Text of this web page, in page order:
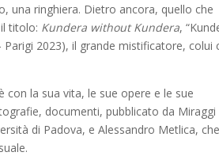
una ringhiera. Dietro ancora, quello che
titolo: Kundera without Kundera,
2023), il grande mistificatore, colui
con la sua vita, le sue opere e le sue
documenti, pubblicato da Miraggi
di Padova, e Alessandro Metlica, che